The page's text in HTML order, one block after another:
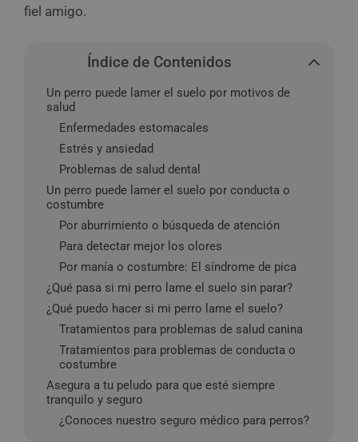
fiel amigo.
Índice de Contenidos
Un perro puede lamer el suelo por motivos de
salud
Enfermedades estomacales
Estrés y ansiedad
Problemas de salud dental
Un perro puede lamer el suelo por conducta o
costumbre
Por aburrimiento o búsqueda de atención
Para detectar mejor los olores
Por manía o costumbre: El síndrome de pica
¿Qué pasa si mi perro lame el suelo sin parar?
¿Qué puedo hacer si mi perro lame el suelo?
Tratamientos para problemas de salud canina
Tratamientos para problemas de conducta o
costumbre
Asegura a tu peludo para que esté siempre
tranquilo y seguro
¿Conoces nuestro seguro médico para perros?